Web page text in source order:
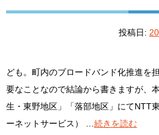
投稿日:
ども。町内のブロードバンド化推進を
要なことなので結論から書きますが、
生・東野地区」「落部地区」にてNTT
ーネットサービス） … 続きを読む